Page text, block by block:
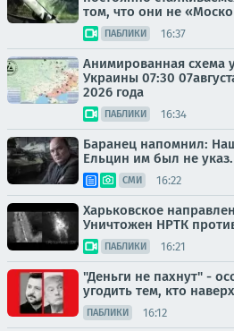
том, что они не
ПАБЛИКИ 16:37
Анимированная схема
Украины 07:30
2026 года
ПАБЛИКИ 16:34
Баранец напомнил:
Ельцин им был не
СМИ 16:22
Харьковское
Уничтожен НРТК
ПАБЛИКИ 16:21
"Деньги не пахнут" -
угодить тем, кто
ПАБЛИКИ 16:12